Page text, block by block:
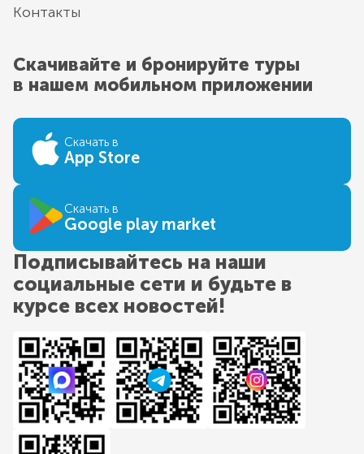
Контакты
Скачивайте и бронируйте туры
в нашем мобильном приложении
Скачать в
App Store
Скачать в
Google play market
Подписывайтесь на наши
социальные сети и будьте в
курсе всех новостей!